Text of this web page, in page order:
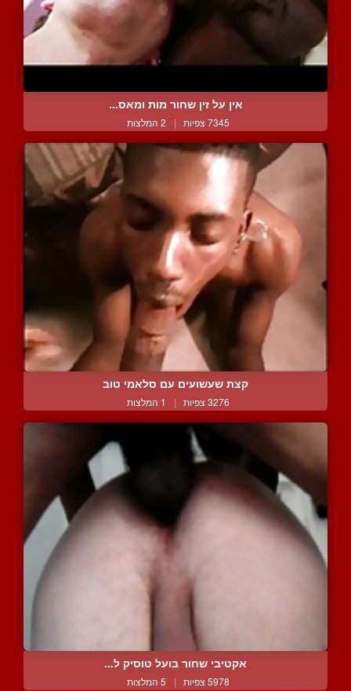
אין על זין שחור מות ומאס...
7345 צפיות | 2 המלצות
קצת שעשועים עם סלאמי טוב
3276 צפיות | 1 המלצות
אקטיבי שחור בועל טוסיק ל...
5978 צפיות | 5 המלצות